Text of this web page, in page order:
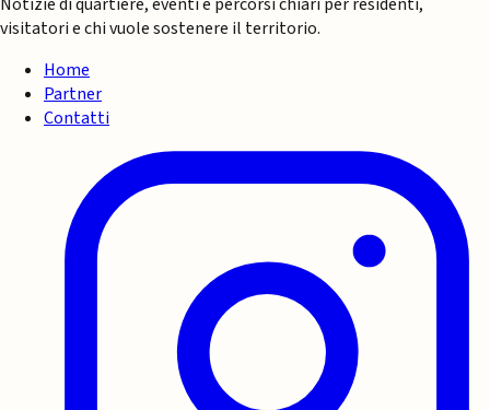
visitatori e chi vuole sostenere il territorio.
Home
Partner
Contatti